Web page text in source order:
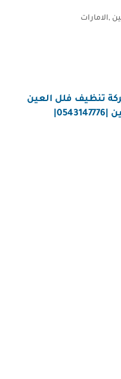
,الامارات
تنظيف فلل العين
شركة تنظيف سجاد في العين |0543147776|